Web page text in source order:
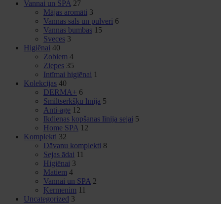
Vannai un SPA 27
Mājas aromāti 3
Vannas sāls un pulveri 6
Vannas bumbas 15
Sveces 3
Higiēnai 40
Zobiem 4
Ziepes 35
Intīmai higiēnai 1
Kolekcijas 40
DERMA+ 6
Smiltsērkšķu līnija 5
Anti-age 12
Ikdienas kopšanas līnija sejai 5
Home SPA 12
Komplekti 32
Dāvanu komplekti 8
Sejas ādai 11
Higiēnai 3
Matiem 4
Vannai un SPA 2
Ķermenim 11
Uncategorized 3